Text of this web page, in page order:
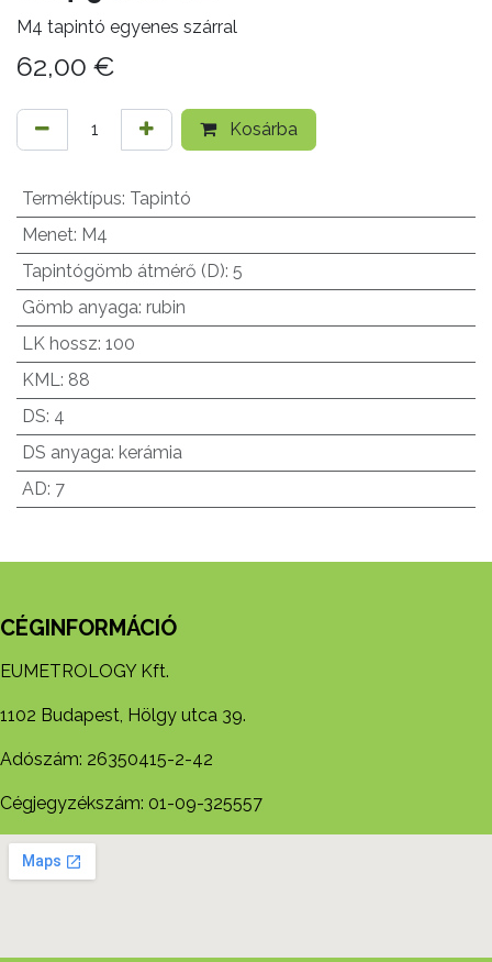
M4 tapintó egyenes szárral
62,00 €
Kosárba
Terméktípus: Tapintó
Menet: M4
Tapintógömb átmérő (D): 5
Gömb anyaga: rubin
LK hossz: 100
KML: 88
DS: 4
DS anyaga: kerámia
AD: 7
CÉGINFORMÁCIÓ
EUMETROLOGY Kft.
1102 Budapest, Hölgy utca 39.
Adószám: 26350415-2-42
Cégjegyzékszám: 01-09-325557